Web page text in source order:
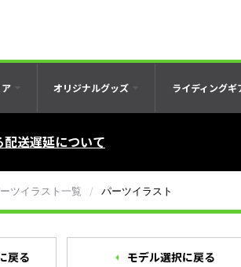
オリジナルグッズ ライディングギ
送遅延について
ツイラスト一覧 パーツイラスト
戻る モデル選択に戻る